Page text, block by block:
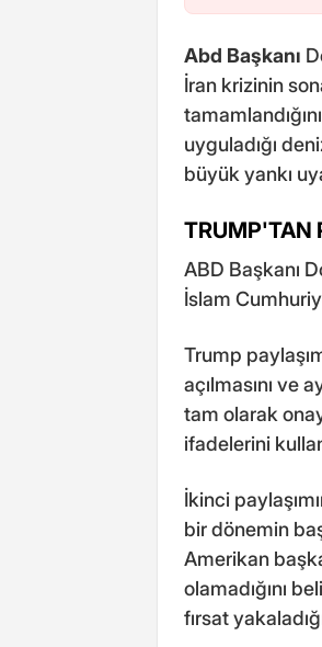
Abd Başkanı
İran krizinin
uyguladığı
büyük yankı
TRUMP'TAN
ABD Başkanı
İslam
Trump
açılmasını ve
tam olarak
ifadelerini
İkinci
bir dönemin
Amerikan
olamadığını
fırsat